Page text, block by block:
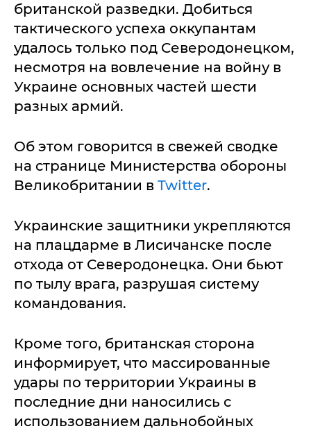
британской разведки. Добиться
тактического успеха оккупантам
удалось только под Северодонецком,
несмотря на вовлечение на войну в
Украине основных частей шести
разных армий.
Об этом говорится в свежей сводке
на странице Министерства обороны
Великобритании в Twitter.
Украинские защитники укрепляются
на плацдарме в Лисичанске после
отхода от Северодонецка. Они бьют
по тылу врага, разрушая систему
командования.
Кроме того, британская сторона
информирует, что массированные
удары по территории Украины в
последние дни наносились с
использованием дальнобойных